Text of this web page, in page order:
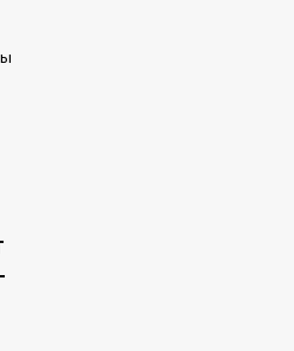
Smart Balance